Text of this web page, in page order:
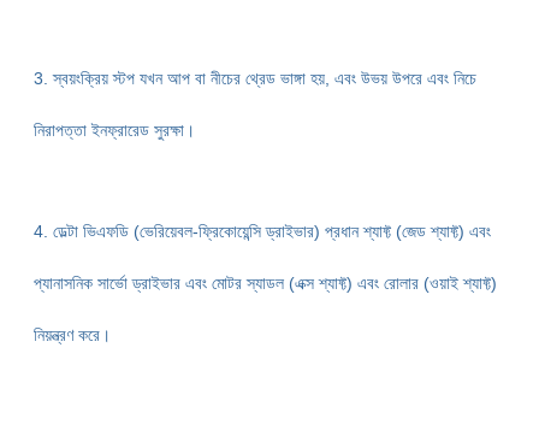
3. স্বয়ংক্রিয় স্টপ যখন আপ বা নীচের থ্রেড ভাঙ্গা হয়, এবং উভয় উপরে এবং নিচে
নিরাপত্তা ইনফ্রারেড সুরক্ষা।
4. ডেল্টা ভিএফডি (ভেরিয়েবল-ফ্রিকোয়েন্সি ড্রাইভার) প্রধান শ্যাফ্ট (জেড শ্যাফ্ট) এবং
প্যানাসনিক সার্ভো ড্রাইভার এবং মোটর স্যাডল (এক্স শ্যাফ্ট) এবং রোলার (ওয়াই শ্যাফ্ট)
নিয়ন্ত্রণ করে।